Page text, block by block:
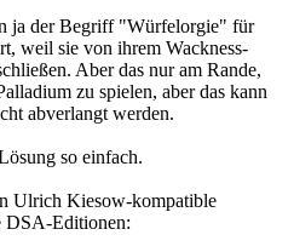
ja der Begriff "Würfelorgie" für
weil sie von ihrem Wackness-
Aber das nur am Rande,
zu spielen, aber das kann
abverlangt werden.
so einfach.
Ulrich Kiesow-kompatible
DSA-Editionen: